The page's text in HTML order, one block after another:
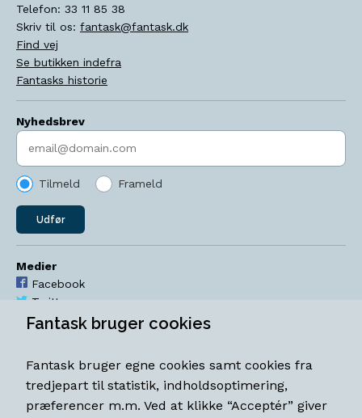
Telefon: 33 11 85 38
Skriv til os: fantask@fantask.dk
Find vej
Se butikken indefra
Fantasks historie
Nyhedsbrev
Indtast søgeord
Tilmeld Frameld
Udfør
Medier
Facebook
Twitter
YouTube
Åbningstider
Mandag-torsdag 11-18
Fredag 11-18.30
Fantask bruger cookies
Fantask bruger egne cookies samt cookies fra
tredjepart til statistik, indholdsoptimering,
præferencer m.m. Ved at klikke “Acceptér” giver